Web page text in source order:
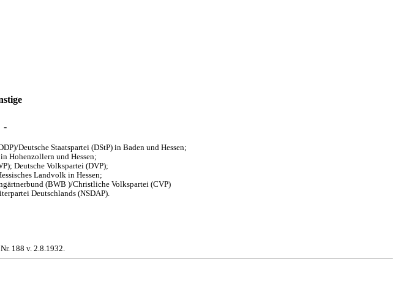
-
Deutsche Staatspartei (DStP) in Baden und Hessen;
Hohenzollern und Hessen;
Deutsche Volkspartei (DVP);
Landvolk in Hessen;
(BWB )/Christliche Volkspartei (CVP)
Deutschlands (NSDAP).
188 v. 2.8.1932.